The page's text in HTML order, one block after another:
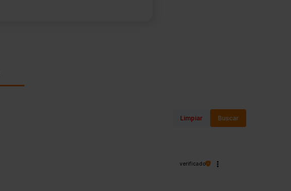
Limpiar Buscar
verificado